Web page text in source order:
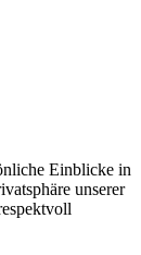
Einblicke in
unserer